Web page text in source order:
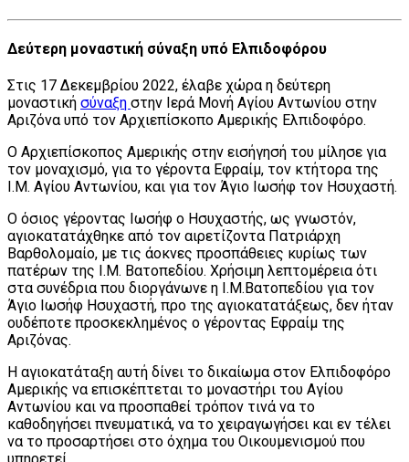
Δεύτερη μοναστική σύναξη υπό Ελπιδοφόρου
Στις 17 Δεκεμβρίου 2022, έλαβε χώρα η δεύτερη
μοναστική σύναξη στην Ιερά Μονή Αγίου Αντωνίου στην
Αριζόνα υπό τον Αρχιεπίσκοπο Αμερικής Ελπιδοφόρο.
Ο Αρχιεπίσκοπος Αμερικής στην εισήγησή του μίλησε για
τον μοναχισμό, για το γέροντα Εφραίμ, τον κτήτορα της
Ι.Μ. Αγίου Αντωνίου, και για τον Άγιο Ιωσήφ τον Ησυχαστή.
Ο όσιος γέροντας Ιωσήφ ο Ησυχαστής, ως γνωστόν,
αγιοκατατάχθηκε από τον αιρετίζοντα Πατριάρχη
Βαρθολομαίο, με τις άοκνες προσπάθειες κυρίως των
πατέρων της Ι.Μ. Βατοπεδίου. Χρήσιμη λεπτομέρεια ότι
στα συνέδρια που διοργάνωνε η Ι.Μ.Βατοπεδίου για τον
Άγιο Ιωσήφ Ησυχαστή, προ της αγιοκατατάξεως, δεν ήταν
ουδέποτε προσκεκλημένος ο γέροντας Εφραίμ της
Αριζόνας.
Η αγιοκατάταξη αυτή δίνει το δικαίωμα στον Ελπιδοφόρο
Αμερικής να επισκέπτεται το μοναστήρι του Αγίου
Αντωνίου και να προσπαθεί τρόπον τινά να το
καθοδηγήσει πνευματικά, να το χειραγωγήσει και εν τέλει
να το προσαρτήσει στο όχημα του Οικουμενισμού που